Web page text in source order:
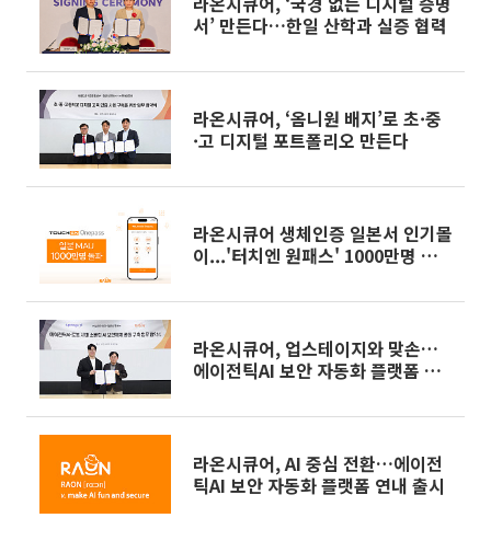
서’ 만든다…한일 산학과 실증 협력
라온시큐어, ‘옴니원 배지’로 초·중
·고 디지털 포트폴리오 만든다
라온시큐어 생체인증 일본서 인기몰
이...'터치엔 원패스' 1000만명 넘게
라온시큐어, 업스테이지와 맞손…
에이전틱AI 보안 자동화 플랫폼 연
라온시큐어, AI 중심 전환…에이전
틱AI 보안 자동화 플랫폼 연내 출시